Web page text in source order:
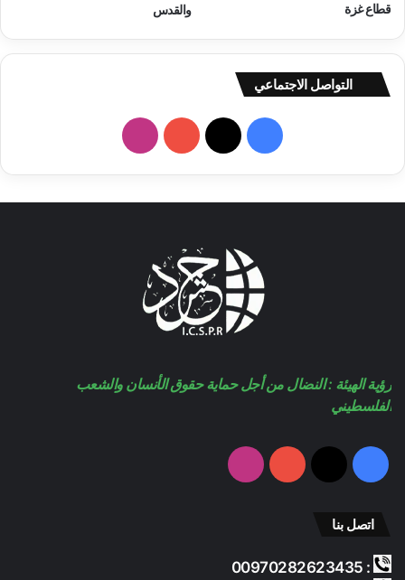
قطاع غزة
والقدس
التواصل الاجتماعي
فيسبوك ‫X
‫YouTubeانستقرام
رؤية الهيئة : النضال من أجل حماية حقوق الأنسان والشعب
الفلسطيني
فيسبوك ‫X
‫YouTubeانستقرام
اتصل بنا
: 00970282623435